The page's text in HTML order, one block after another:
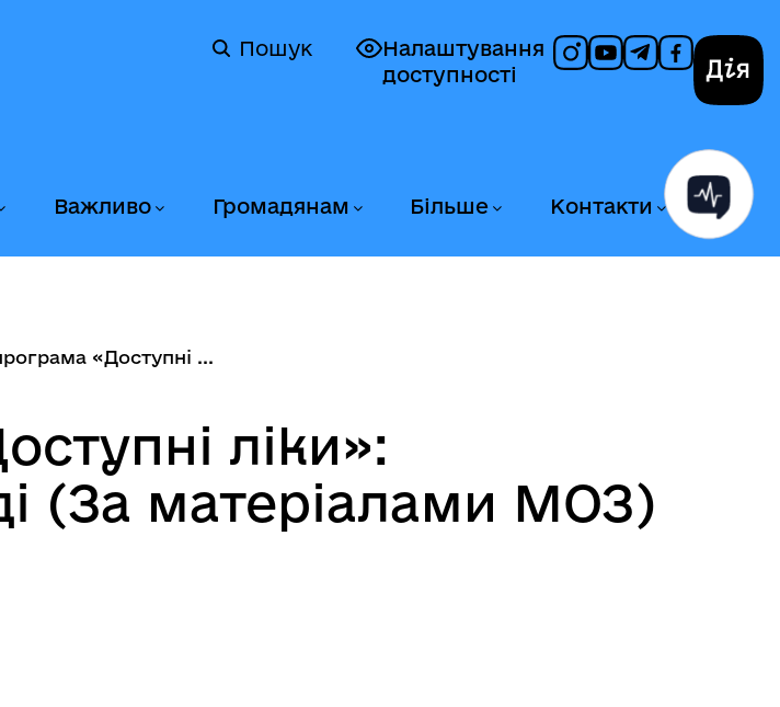
Налаштування
доступності
Пошук
Важливо Громадянам Більше Контакти
«Доступні ...
ліки»:
(За матеріалами МОЗ)